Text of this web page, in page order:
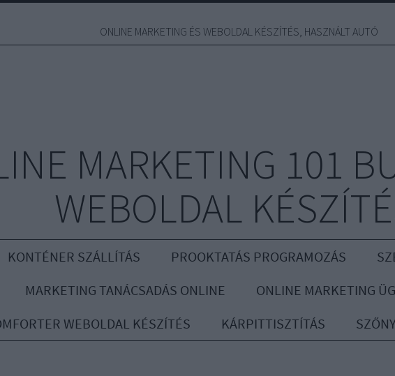
ONLINE MARKETING ÉS WEBOLDAL KÉSZÍTÉS, HASZNÁLT AUTÓ
MARKETING 101
WEBOLDAL
KONTÉNER SZÁLLÍTÁS PROOKTATÁS PROGRAMOZÁS
MARKETING TANÁCSADÁS ONLINE
ONLINE MARKETING
WEBOLDAL KÉSZÍTÉS
KÁRPITTISZTÍTÁS